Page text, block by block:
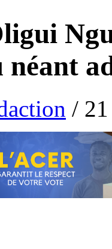
néant
/